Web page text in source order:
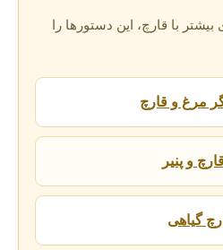
با قارچ، این دستورها را
مرغ و قارچ
و پنیر
گیاهی